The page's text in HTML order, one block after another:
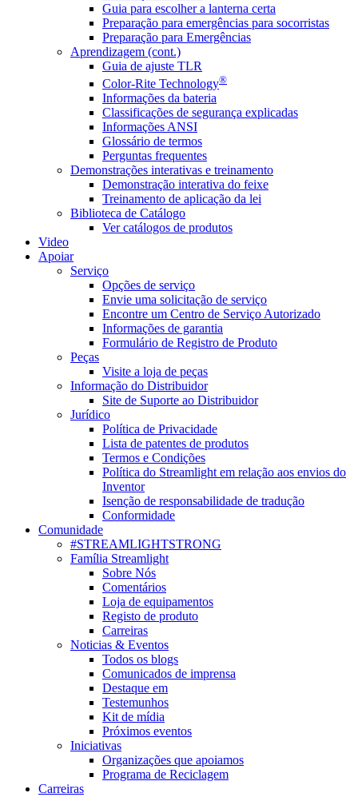
Guia para escolher a lanterna certa
Preparação para emergências para socorristas
Preparação para Emergências
Aprendizagem (cont.)
Guia de ajuste TLR
Color-Rite Technology®
Informações da bateria
Classificações de segurança explicadas
Informações ANSI
Glossário de termos
Perguntas frequentes
Demonstrações interativas e treinamento
Demonstração interativa do feixe
Treinamento de aplicação da lei
Biblioteca de Catálogo
Ver catálogos de produtos
Video
Apoiar
Serviço
Opções de serviço
Envie uma solicitação de serviço
Encontre um Centro de Serviço Autorizado
Informações de garantia
Formulário de Registro de Produto
Peças
Visite a loja de peças
Informação do Distribuidor
Site de Suporte ao Distribuidor
Jurídico
Política de Privacidade
Lista de patentes de produtos
Termos e Condições
Política do Streamlight em relação aos envios do
Inventor
Isenção de responsabilidade de tradução
Conformidade
Comunidade
#STREAMLIGHTSTRONG
Família Streamlight
Sobre Nós
Comentários
Loja de equipamentos
Registo de produto
Carreiras
Noticias & Eventos
Todos os blogs
Comunicados de imprensa
Destaque em
Testemunhos
Kit de mídia
Próximos eventos
Iniciativas
Organizações que apoiamos
Programa de Reciclagem
Carreiras